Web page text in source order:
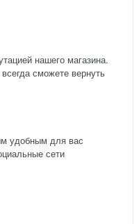
нашего магазина.
сможете вернуть
удобным для вас
сети